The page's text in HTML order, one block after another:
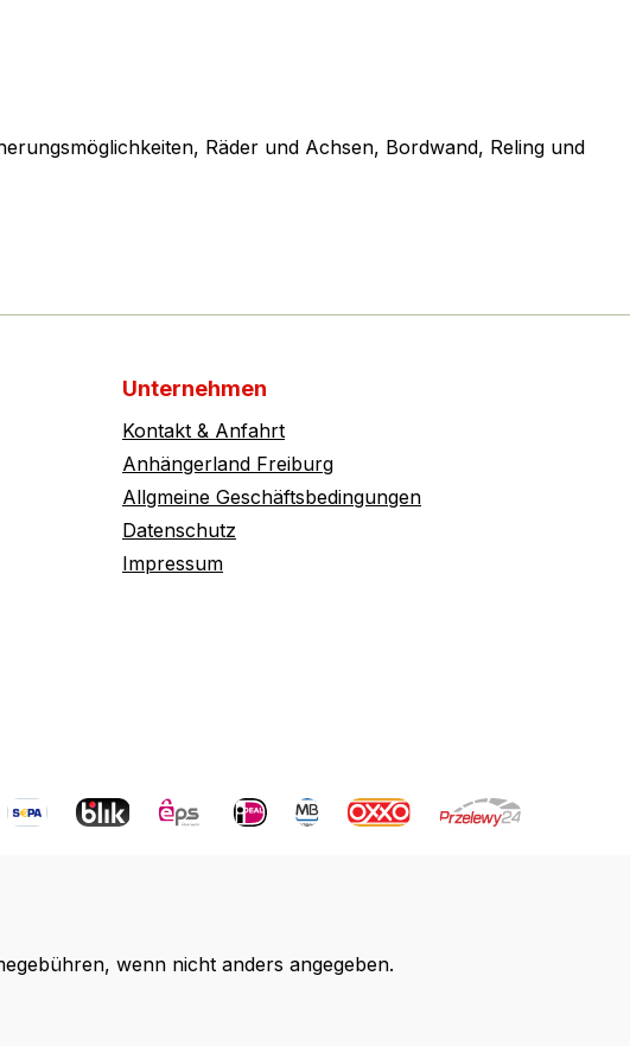
Räder und Achsen, Bordwand, Reling und
Unternehmen
Kontakt & Anfahrt
Anhängerland Freiburg
Allgmeine Geschäftsbedingungen
Datenschutz
Impressum
wenn nicht anders angegeben.